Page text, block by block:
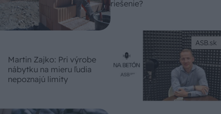
riešenie?
ASB.sk
Martin Zajko: Pri výrobe
nábytku na mieru ľudia
nepoznajú limity